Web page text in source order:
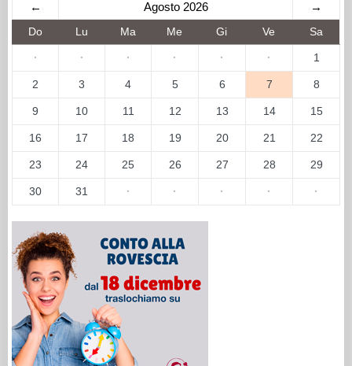
← Agosto 2026 →
Do Lu Ma Me Gi Ve Sa
· · · · · · 1
2 3 4 5 6 7 8
9 10 11 12 13 14 15
16 17 18 19 20 21 22
23 24 25 26 27 28 29
30 31 · · · · ·